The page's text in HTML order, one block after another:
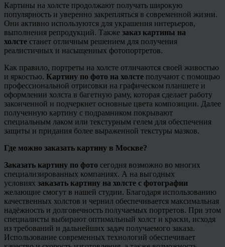
Картины на холсте продолжают получать широкую
популярность и уверенно закрепляться в современной жизни.
Они активно используются для украшения интерьеров,
выполнения репродукций. Также заказ картины на
холсте станет отличным решением для получения
реалистичных и насыщенных фотопортретов.
Как правило, портреты на холсте отличаются своей живостью
и яркостью. Картину по фото на холсте получают с помощью
профессиональной отрисовки на графическом планшете и
оформлении холста в багетную раму, которая сделает работу
законченной и подчеркнет основные цвета композиции. Далее
полученную картину с подрамником покрывают
специальным лаком или текстурным гелем для обеспечения
защиты и придания более выраженной текстуры мазков.
Где можно заказать картину в Москве?
Заказать картину по фото сегодня возможно во многих
специализированных компаниях. А на выгодных
условиях заказать картину на холсте с фотографии
желающие смогут в нашей студии. Благодаря использованию
качественных холстов и чернил обеспечивается максимальная
надёжность и долговечность получаемых портретов. При этом
специалисты выбирают оптимальный холст и краски, исходя
из требований и дальнейших задач получаемого заказа.
Использование современных технологий обеспечивает